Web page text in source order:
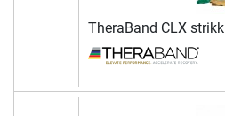
TheraBand CLX strikk